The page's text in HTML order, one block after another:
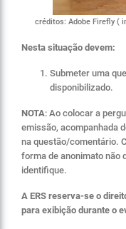
créditos: Adobe Firefly (
Nesta situação devem:
Submeter uma
disponibilizado.
NOTA: Ao colocar a
emissão, acompanhada
na questão/comentário.
forma de anonimato não
identifique.
A ERS reserva-se o
para exibição durante o